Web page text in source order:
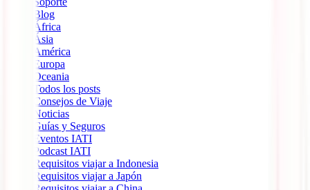
Blog
África
Ásia
América
Europa
Oceania
Todos los posts
Consejos de Viaje
Noticias
Guías y Seguros
Eventos IATI
Podcast IATI
Requisitos viajar a Indonesia
Requisitos viajar a Japón